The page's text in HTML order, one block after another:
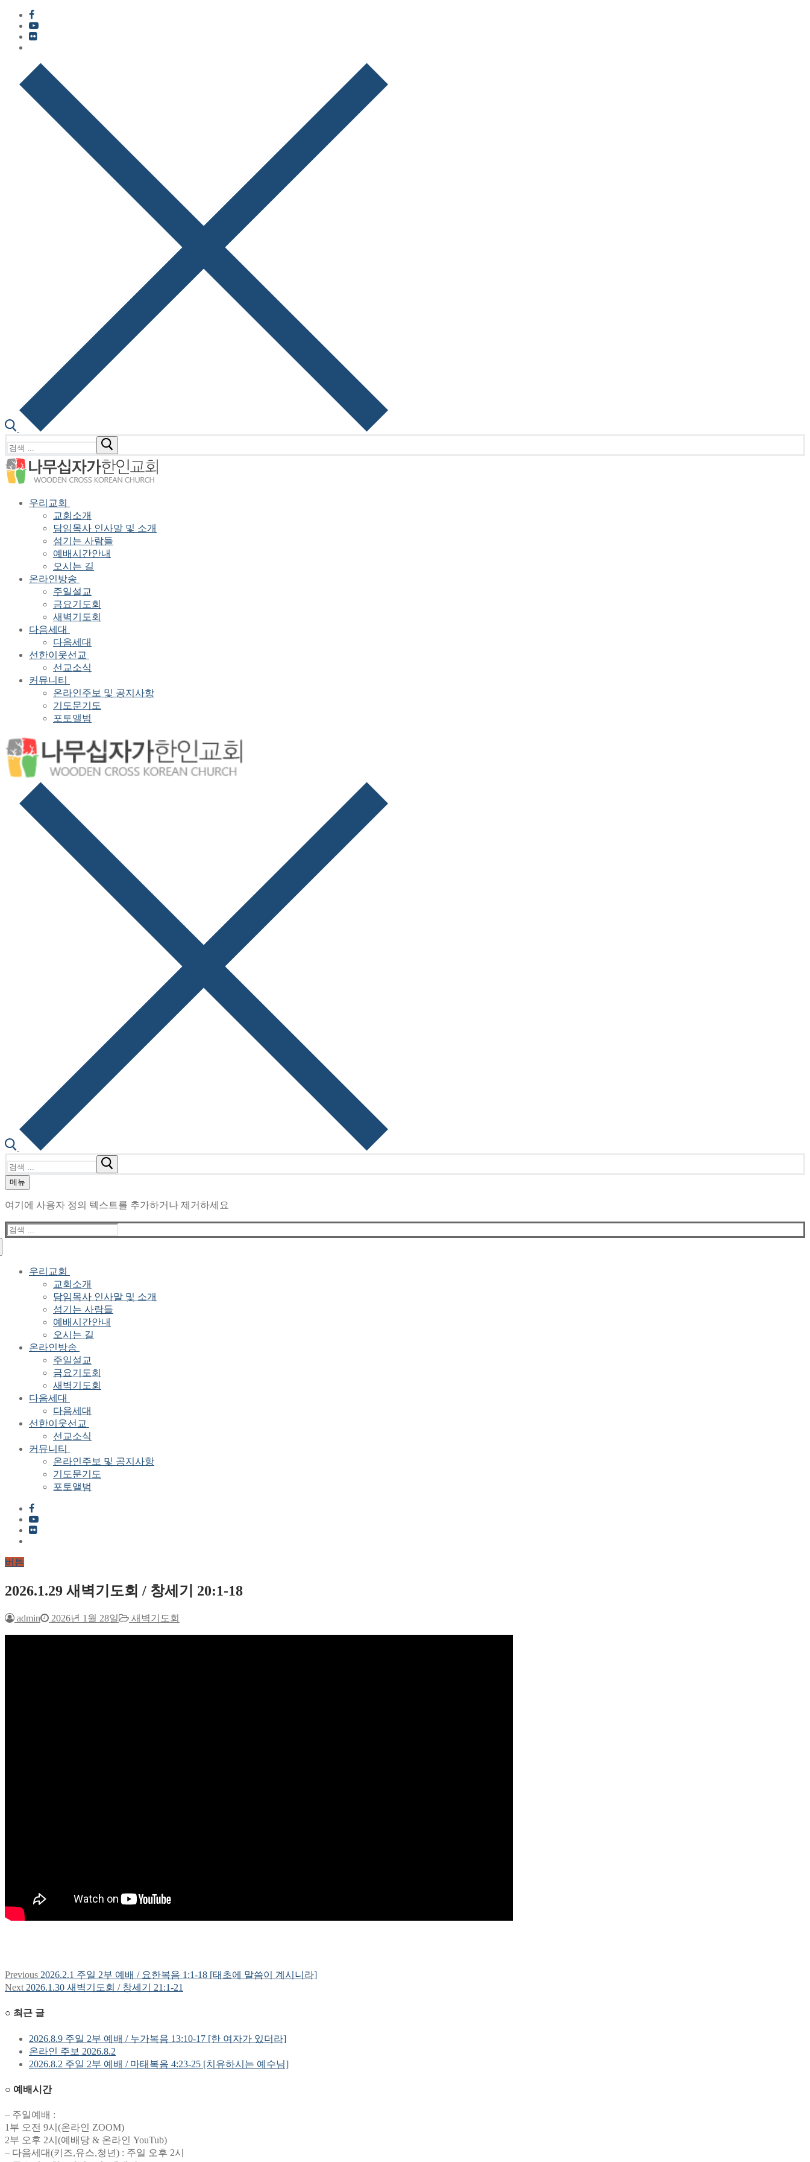
색
:
우리교회
교회소개
담임목사 인사말 및 소개
섬기는 사람들
예배시간안내
오시는 길
온라인방송
주일설교
금요기도회
새벽기도회
다음세대
다음세대
선한이웃선교
선교소식
커뮤니티
온라인주보 및 공지사항
기도문기도
포토앨범
색
메뉴
여기에 사용자 정의 텍스트를 추가하거나 제거하세요
검
색
우리교회
교회소개
담임목사 인사말 및 소개
섬기는 사람들
예배시간안내
오시는 길
온라인방송
주일설교
금요기도회
새벽기도회
다음세대
다음세대
선한이웃선교
선교소식
커뮤니티
온라인주보 및 공지사항
기도문기도
포토앨범
버튼
2026.1.29 새벽기도회 / 창세기 20:1-18
admin 2026년 1월 28일 새벽기도회
글
색
Previous Previous
post:
2026.2.1 주일 2부 예배 / 요한복음 1:1-18 [태초에 말씀이 계시니라]
Next Next
2026.1.30 새벽기도회 / 창세기 21:1-21
○ 최근 글
2026.8.9 주일 2부 예배 / 누가복음 13:10-17 [한 여자가 있더라]
온라인 주보 2026.8.2
2026.8.2 주일 2부 예배 / 마태복음 4:23-25 [치유하시는 예수님]
○ 예배시간
– 주일예배 :
1부 오전 9시(온라인 ZOOM)
2부 오후 2시(예배당 & 온라인 YouTub)
– 다음세대(키즈,유스,청년) : 주일 오후 2시